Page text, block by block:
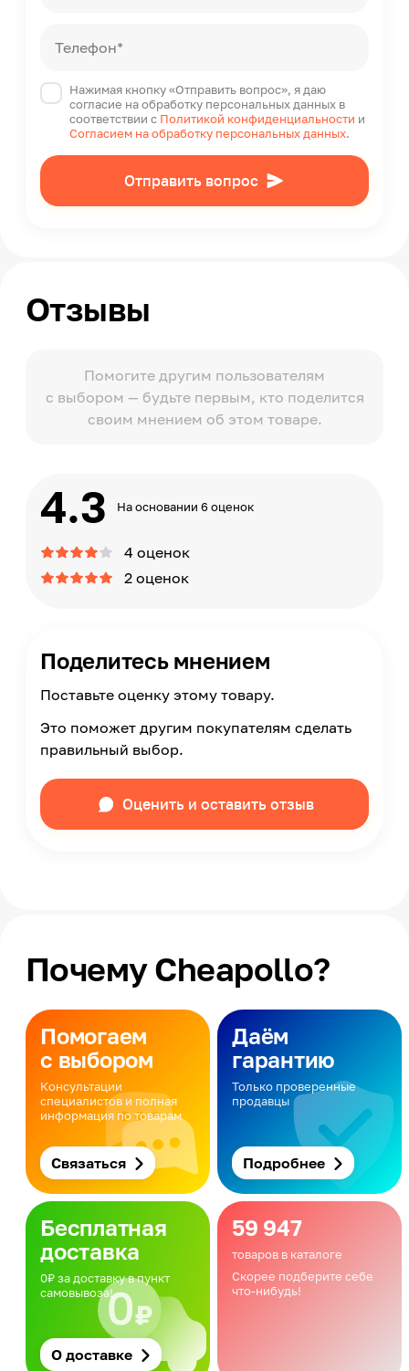
Телефон*
Нажимая кнопку «Отправить вопрос», я даю
согласие на обработку персональных данных в
соответствии с Политикой конфиденциальности и
Согласием на обработку персональных данных.
Отправить вопрос
Отзывы
Помогите другим пользователям
с выбором — будьте первым, кто поделится
своим мнением об этом товаре.
4.3 На основании 6 оценок
4 оценок
2 оценок
Поделитесь мнением
Поставьте оценку этому товару.
Это поможет другим покупателям сделать
правильный выбор.
Оценить и оставить отзыв
Почему Cheapollo?
Помогаем
с выбором
Консультации
специалистов и полная
информация по товарам
Связаться
Даём
гарантию
Только проверенные
продавцы
Подробнее
Бесплатная
доставка
0₽ за доставку в пункт
самовывоза!
О доставке
59 947
товаров в каталоге
Скорее подберите себе
что-нибудь!